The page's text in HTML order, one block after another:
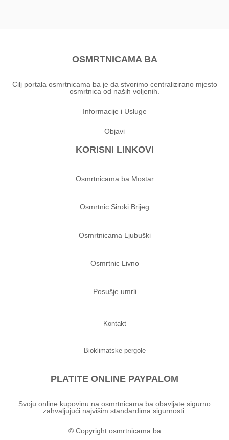
OSMRTNICAMA BA
Cilj portala osmrtnicama ba je da stvorimo centralizirano mjesto
osmrtnica od naših voljenih.
Informacije i Usluge
Objavi
KORISNI LINKOVI
Osmrtnicama ba Mostar
Osmrtnic Siroki Brijeg
Osmrtnicama Ljubuški
Osmrtnic Livno
Posušje umrli
Kontakt
Bioklimatske pergole
PLATITE ONLINE PAYPALOM
Svoju online kupovinu na osmrtnicama ba obavljate sigurno
zahvaljujući najvišim standardima sigurnosti.
© Copyright osmrtnicama.ba